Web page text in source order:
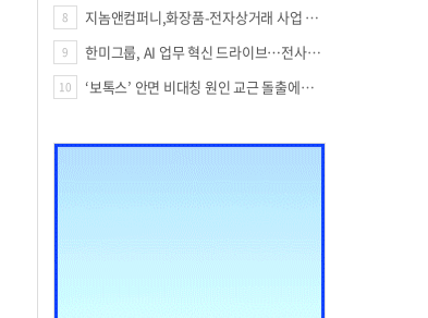
8 지놈앤컴퍼니,화장품-전자상거래 사업 진출
9 한미그룹, AI 업무 혁신 드라이브…전사적 AI 활용 문화 구축
10 ‘보톡스’ 안면 비대칭 원인 교근 돌출에도 사용?